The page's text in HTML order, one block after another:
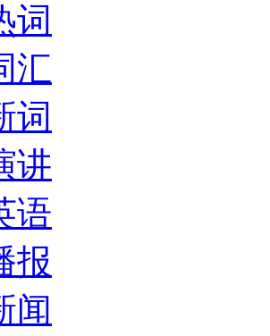
词
汇
词
讲
语
报
闻